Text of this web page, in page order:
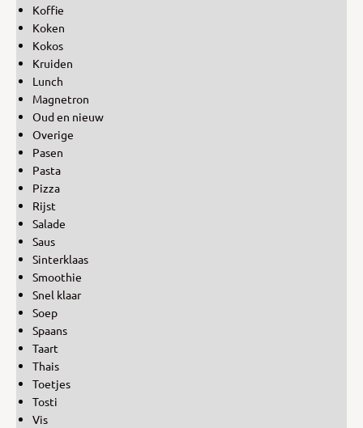
Koffie
Koken
Kokos
Kruiden
Lunch
Magnetron
Oud en nieuw
Overige
Pasen
Pasta
Pizza
Rijst
Salade
Saus
Sinterklaas
Smoothie
Snel klaar
Soep
Spaans
Taart
Thais
Toetjes
Tosti
Vis